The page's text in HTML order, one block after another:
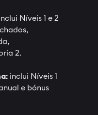
Níveis 1 e 2
2.
inclui Níveis 1
e bónus